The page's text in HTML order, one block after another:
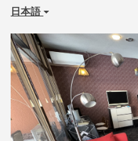
日本語
Previous